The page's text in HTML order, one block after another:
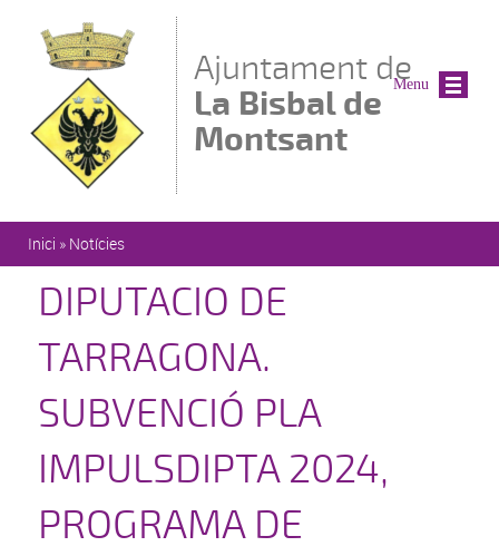
Ajuntament de
La Bisbal de
Montsant
Esteu aquí
Inici » Notícies
DIPUTACIO DE
TARRAGONA.
SUBVENCIÓ PLA
IMPULSDIPTA 2024,
PROGRAMA DE
Menu